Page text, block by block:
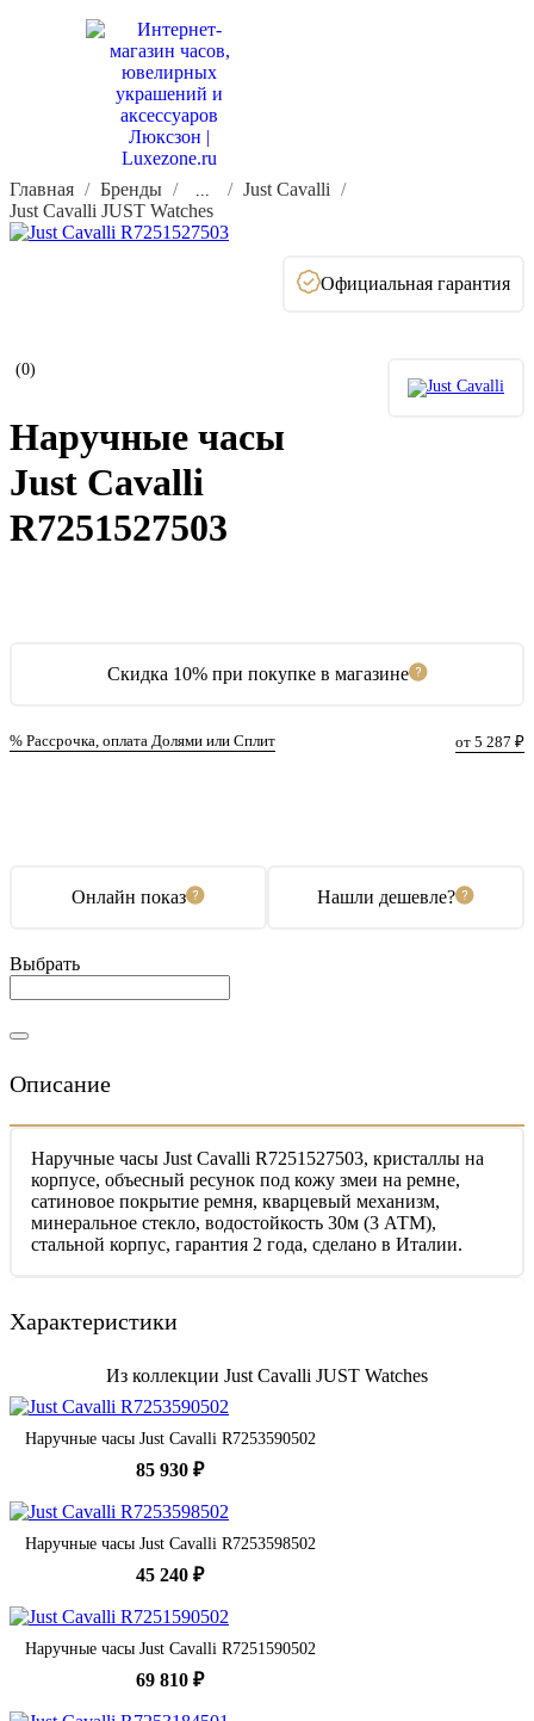
Главная Бренды ...
Just Cavalli
Just Cavalli JUST Watches
Официальная гарантия
(0)
Скидка 10% при покупке в магазине
% Рассрочка, оплата Долями или Сплит от 5 287 ₽
Наручные часы
Just Cavalli
R7251527503
Онлайн показ Нашли дешевле?
Выбрать
Описание
Наручные часы Just Cavalli R7251527503, кристаллы на
корпусе, объесный ресунок под кожу змеи на ремне,
сатиновое покрытие ремня, кварцевый механизм,
минеральное стекло, водостойкость 30м (3 АТМ),
стальной корпус, гарантия 2 года, сделано в Италии.
Характеристики
Из коллекции Just Cavalli JUST Watches
Наручные часы Just Cavalli R7253590502
85 930 ₽
Наручные часы Just Cavalli R7253598502
45 240 ₽
Наручные часы Just Cavalli R7251590502
69 810 ₽